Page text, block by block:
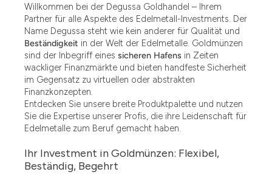
Willkommen bei der Degussa Goldhandel – Ihrem
Partner für alle Aspekte des Edelmetall-Investments. Der
Name Degussa steht wie kein anderer für Qualität und
Beständigkeit in der Welt der Edelmetalle. Goldmünzen
sind der Inbegriff eines sicheren Hafens in Zeiten
wackliger Finanzmärkte und bieten handfeste Sicherheit
im Gegensatz zu virtuellen oder abstrakten
Finanzkonzepten.
Entdecken Sie unsere breite Produktpalette und nutzen
Sie die Expertise unserer Profis, die ihre Leidenschaft für
Edelmetalle zum Beruf gemacht haben.
Ihr Investment in Goldmünzen: Flexibel,
Beständig, Begehrt